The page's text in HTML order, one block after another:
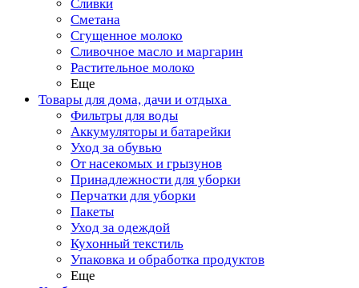
Сливки
Сметана
Сгущенное молоко
Сливочное масло и маргарин
Растительное молоко
Еще
Товары для дома, дачи и отдыха
Фильтры для воды
Аккумуляторы и батарейки
Уход за обувью
От насекомых и грызунов
Принадлежности для уборки
Перчатки для уборки
Пакеты
Уход за одеждой
Кухонный текстиль
Упаковка и обработка продуктов
Еще